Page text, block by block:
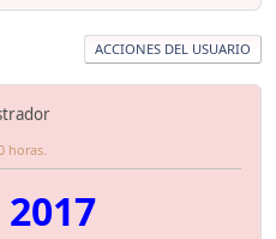
ACCIONES DEL USUARIO
horas.